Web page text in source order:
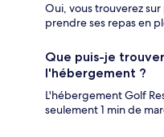
Oui, vous trouverez
prendre ses repas en
Que puis-je
l'hébergement ?
L'hébergement Golf
seulement 1 min de